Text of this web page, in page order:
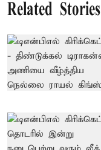
Related Stories